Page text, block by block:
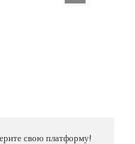
свою платформу!